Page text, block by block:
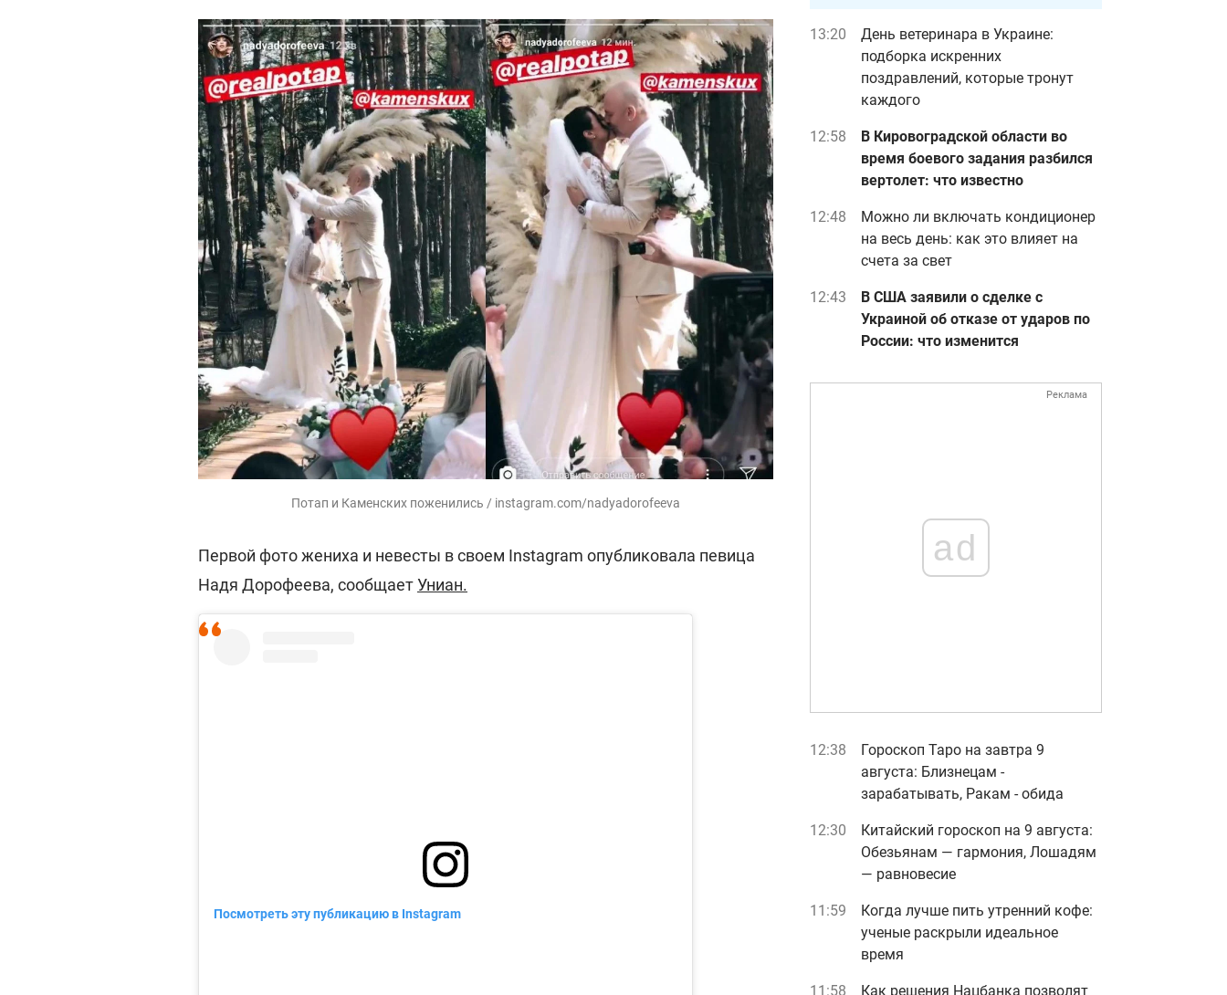
Потап и Каменских поженились / instagram.com/nadyadorofeeva
Первой фото жениха и невесты в своем Instagram опубликовала певица
Надя Дорофеева, сообщаетУниан.
Посмотреть эту публикацию в Instagram
13:20
День ветеринара в Украине:
подборка искренних
поздравлений, которые тронут
каждого
12:58
В Кировоградской области во
время боевого задания разбился
вертолет: что известно
12:48
Можно ли включать кондиционер
на весь день: как это влияет на
счета за свет
12:43
В США заявили о сделке с
Украиной об отказе от ударов по
России: что изменится
Реклама
ad
12:38
Гороскоп Таро на завтра 9
августа: Близнецам -
зарабатывать, Ракам - обида
12:30
Китайский гороскоп на 9 августа:
Обезьянам — гармония, Лошадям
— равновесие
11:59
Когда лучше пить утренний кофе:
ученые раскрыли идеальное
время
11:58 Как решения Нацбанка позволят